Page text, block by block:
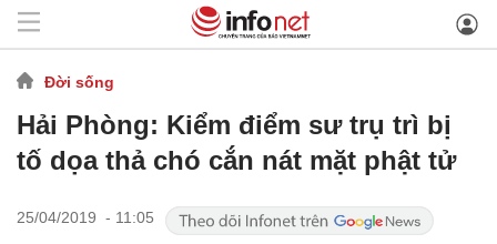
Đời sống
Hải Phòng: Kiểm điểm sư trụ trì bị
tố dọa thả chó cắn nát mặt phật tử
25/04/2019 - 11:05